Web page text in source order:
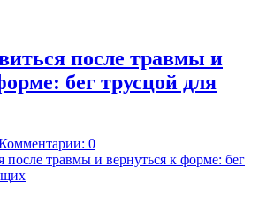
после травмы и
бег трусцой для
0